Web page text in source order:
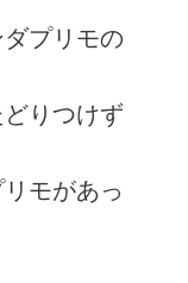
プリモの
りつけず
モがあっ